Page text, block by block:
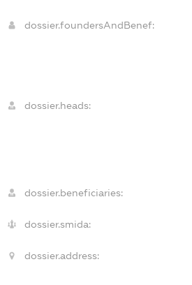
dossier.foundersAndBenef:
dossier.heads:
dossier.beneficiaries:
dossier.smida:
dossier.address: